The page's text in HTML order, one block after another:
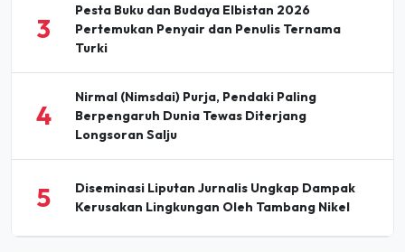
3
Pesta Buku dan Budaya Elbistan 2026
Pertemukan Penyair dan Penulis Ternama
Turki
4
Nirmal (Nimsdai) Purja, Pendaki Paling
Berpengaruh Dunia Tewas Diterjang
Longsoran Salju
5
Diseminasi Liputan Jurnalis Ungkap Dampak
Kerusakan Lingkungan Oleh Tambang Nikel